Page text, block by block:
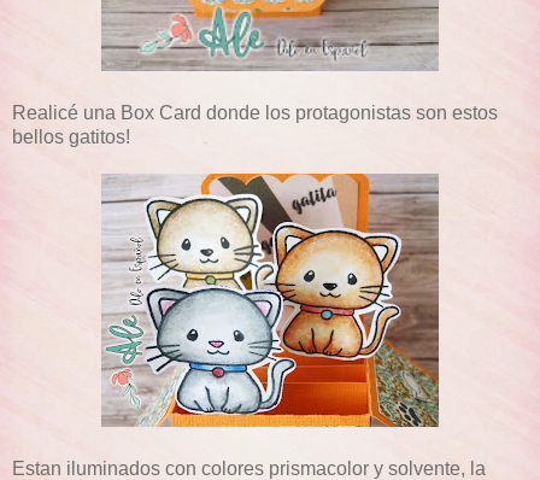
Realicé una Box Card donde los protagonistas son estos
bellos gatitos!
Estan iluminados con colores prismacolor y solvente, la